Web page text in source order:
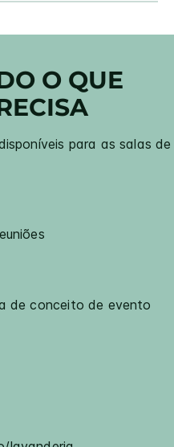
O QUE
para as salas de
de conceito de evento